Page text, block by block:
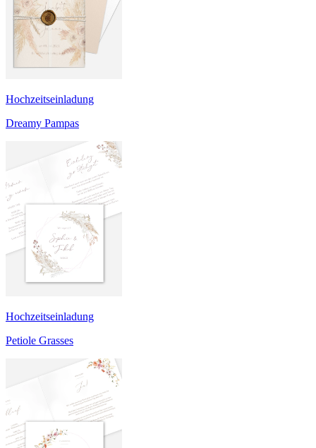
Hochzeitseinladung
Dreamy Pampas
Hochzeitseinladung
Petiole Grasses